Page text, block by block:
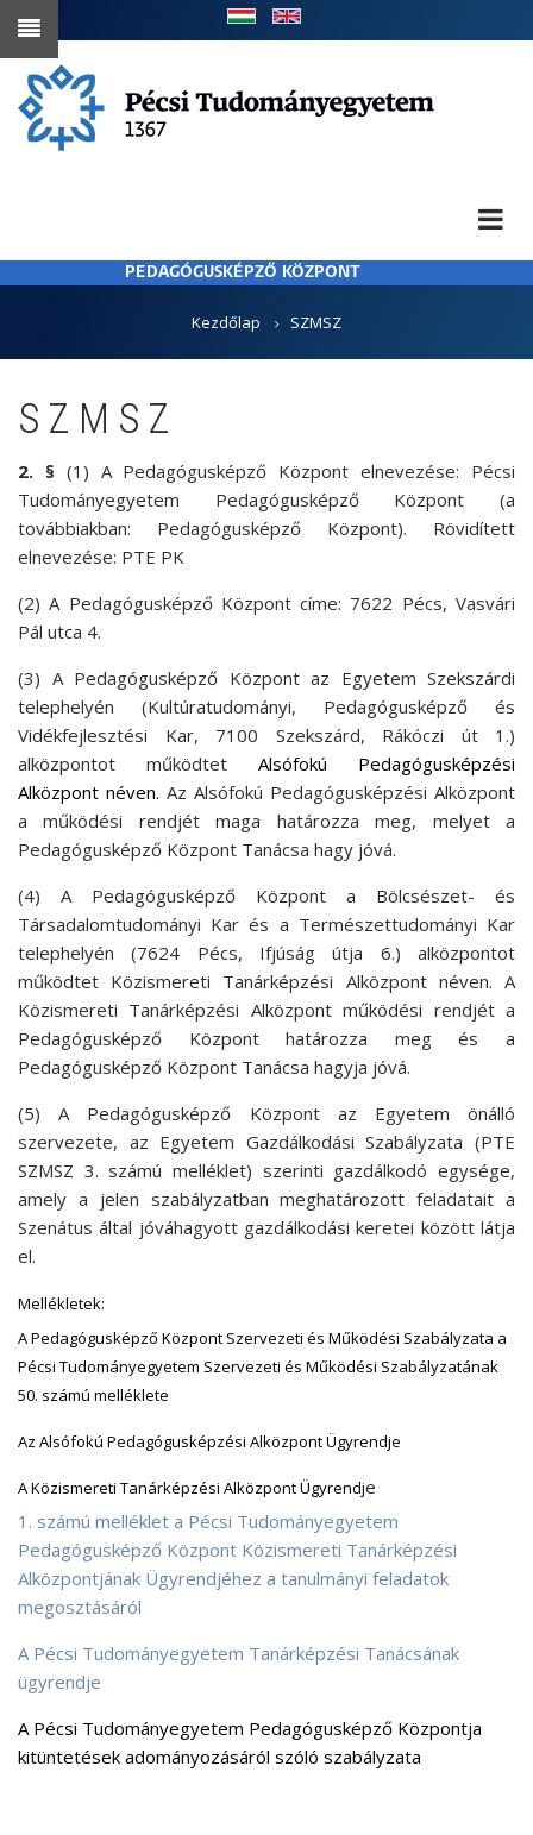
Ugrás
tartalomra
PEDAGÓGUSKÉPZŐ KÖZPONT
Kezdőlap SZMSZ
SZMSZ
2. § (1) A Pedagógusképző Központ elnevezése: Pécsi
Tudományegyetem Pedagógusképző Központ (a
továbbiakban: Pedagógusképző Központ). Rövidített
elnevezése: PTE PK
(2) A Pedagógusképző Központ címe: 7622 Pécs, Vasvári
Pál utca 4.
(3) A Pedagógusképző Központ az Egyetem Szekszárdi
telephelyén (Kultúratudományi, Pedagógusképző és
Vidékfejlesztési Kar, 7100 Szekszárd, Rákóczi út 1.)
alközpontot működtet Alsófokú Pedagógusképzési
Alközpont néven. Az Alsófokú Pedagógusképzési Alközpont
a működési rendjét maga határozza meg, melyet a
Pedagógusképző Központ Tanácsa hagy jóvá.
(4) A Pedagógusképző Központ a Bölcsészet- és
Társadalomtudományi Kar és a Természettudományi Kar
telephelyén (7624 Pécs, Ifjúság útja 6.) alközpontot
működtet Közismereti Tanárképzési Alközpont néven. A
Közismereti Tanárképzési Alközpont működési rendjét a
Pedagógusképző Központ határozza meg és a
Pedagógusképző Központ Tanácsa hagyja jóvá.
(5) A Pedagógusképző Központ az Egyetem önálló
szervezete, az Egyetem Gazdálkodási Szabályzata (PTE
SZMSZ 3. számú melléklet) szerinti gazdálkodó egysége,
amely a jelen szabályzatban meghatározott feladatait a
Szenátus által jóváhagyott gazdálkodási keretei között látja
el.
Mellékletek:
A Pedagógusképző Központ Szervezeti és Működési Szabályzata a
Pécsi Tudományegyetem Szervezeti és Működési Szabályzatának
50. számú melléklete
Az Alsófokú Pedagógusképzési Alközpont Ügyrendje
A Közismereti Tanárképzési Alközpont Ügyrendje
1. számú melléklet a Pécsi Tudományegyetem
Pedagógusképző Központ Közismereti Tanárképzési
Alközpontjának Ügyrendjéhez a tanulmányi feladatok
megosztásáról
A Pécsi Tudományegyetem Tanárképzési Tanácsának
ügyrendje
A Pécsi Tudományegyetem Pedagógusképző Központja
kitüntetések adományozásáról szóló szabályzata